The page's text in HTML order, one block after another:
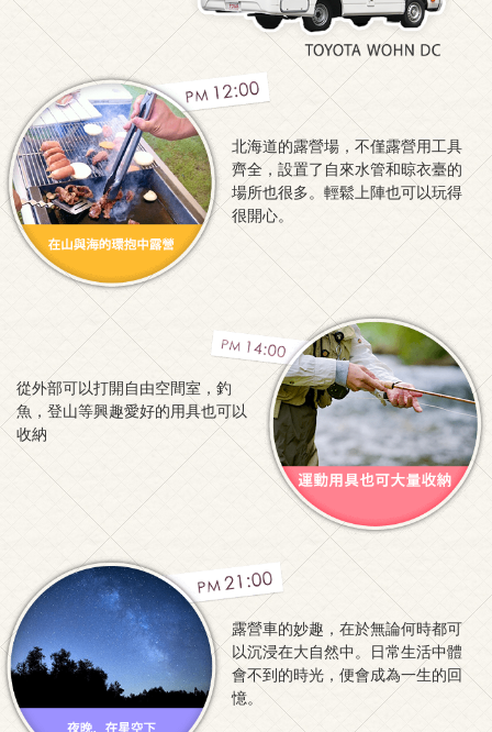
北海道的露營場，不僅露營用工具
齊全，設置了自來水管和晾衣臺的
場所也很多。輕鬆上陣也可以玩得
很開心。
從外部可以打開自由空間室，釣
魚，登山等興趣愛好的用具也可以
收納
露營車的妙趣，在於無論何時都可
以沉浸在大自然中。日常生活中體
會不到的時光，便會成為一生的回
憶。